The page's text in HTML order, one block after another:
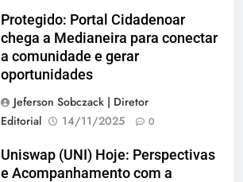
Protegido: Portal Cidadenoar
chega a Medianeira para conectar
a comunidade e gerar
oportunidades
Jeferson Sobczack | Diretor
Editorial
14/11/2025 0
Uniswap (UNI) Hoje: Perspectivas
e Acompanhamento com a